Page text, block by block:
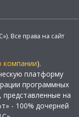
Все права на сайт
компании).
платформу
программных
представленные на
- 100% дочерней